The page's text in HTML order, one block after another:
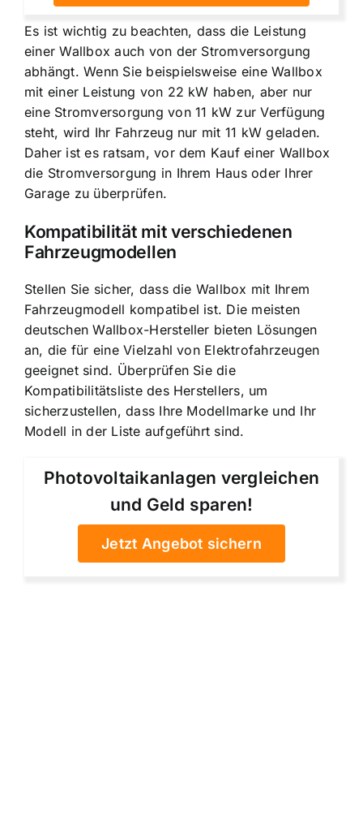
Es ist wichtig zu beachten, dass die Leistung
einer Wallbox auch von der Stromversorgung
abhängt. Wenn Sie beispielsweise eine Wallbox
mit einer Leistung von 22 kW haben, aber nur
eine Stromversorgung von 11 kW zur Verfügung
steht, wird Ihr Fahrzeug nur mit 11 kW geladen.
Daher ist es ratsam, vor dem Kauf einer Wallbox
die Stromversorgung in Ihrem Haus oder Ihrer
Garage zu überprüfen.
Kompatibilität mit verschiedenen
Fahrzeugmodellen
Stellen Sie sicher, dass die Wallbox mit Ihrem
Fahrzeugmodell kompatibel ist. Die meisten
deutschen Wallbox-Hersteller bieten Lösungen
an, die für eine Vielzahl von Elektrofahrzeugen
geeignet sind. Überprüfen Sie die
Kompatibilitätsliste des Herstellers, um
sicherzustellen, dass Ihre Modellmarke und Ihr
Modell in der Liste aufgeführt sind.
Photovoltaikanlagen vergleichen
und Geld sparen!
Jetzt Angebot sichern